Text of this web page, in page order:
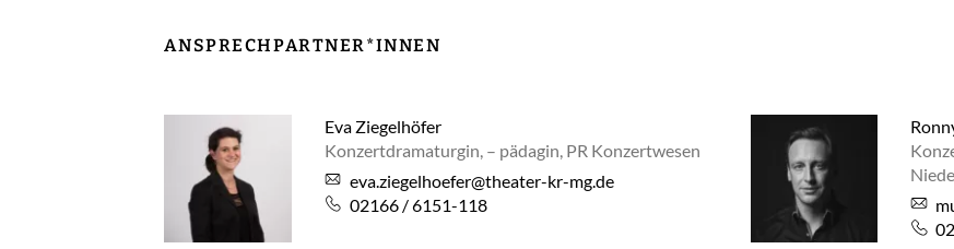
ANSPRECHPARTNER*INNEN
Eva Ziegelhöfer
Konzertdramaturgin, – pädagin, PR Konzertwesen
eva.ziegelhoefer@theater-kr-mg.de
02166 / 6151-118